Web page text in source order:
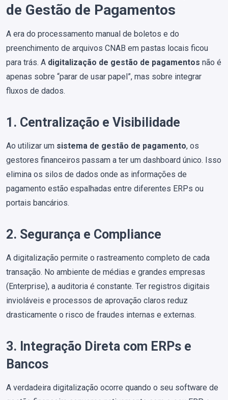
de Gestão de Pagamentos
A era do processamento manual de boletos e do
preenchimento de arquivos CNAB em pastas locais ficou
para trás. A digitalização de gestão de pagamentos não é
apenas sobre “parar de usar papel”, mas sobre integrar
fluxos de dados.
1. Centralização e Visibilidade
Ao utilizar um sistema de gestão de pagamento, os
gestores financeiros passam a ter um dashboard único. Isso
elimina os silos de dados onde as informações de
pagamento estão espalhadas entre diferentes ERPs ou
portais bancários.
2. Segurança e Compliance
A digitalização permite o rastreamento completo de cada
transação. No ambiente de médias e grandes empresas
(Enterprise), a auditoria é constante. Ter registros digitais
invioláveis e processos de aprovação claros reduz
drasticamente o risco de fraudes internas e externas.
3. Integração Direta com ERPs e
Bancos
A verdadeira digitalização ocorre quando o seu software de